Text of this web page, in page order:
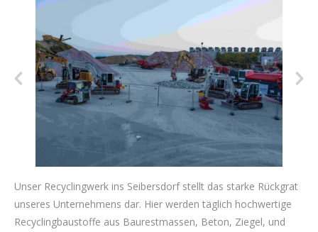
Unser Recyclingwerk ins Seibersdorf stellt das starke Rückgrat
unseres Unternehmens dar. Hier werden täglich hochwertige
Recyclingbaustoffe aus Baurestmassen, Beton, Ziegel, und